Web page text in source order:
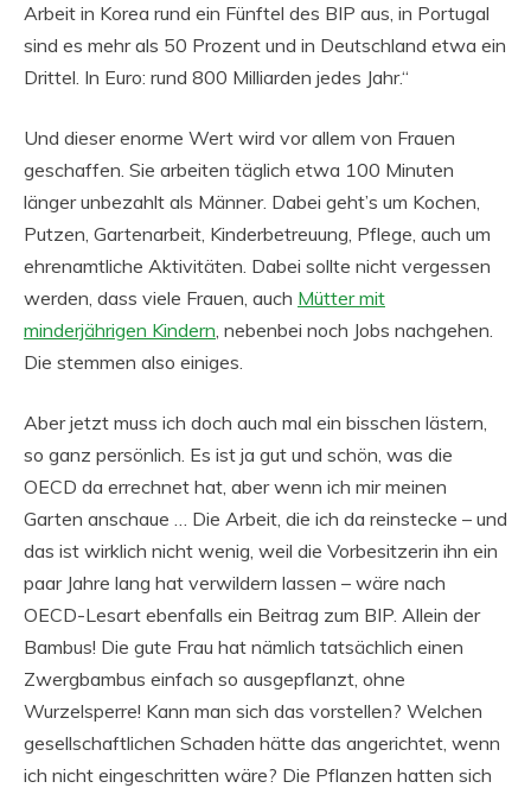
Arbeit in Korea rund ein Fünftel des BIP aus, in Portugal
sind es mehr als 50 Prozent und in Deutschland etwa ein
Drittel. In Euro: rund 800 Milliarden jedes Jahr.“
Und dieser enorme Wert wird vor allem von Frauen
geschaffen. Sie arbeiten täglich etwa 100 Minuten
länger unbezahlt als Männer. Dabei geht’s um Kochen,
Putzen, Gartenarbeit, Kinderbetreuung, Pflege, auch um
ehrenamtliche Aktivitäten. Dabei sollte nicht vergessen
werden, dass viele Frauen, auch Mütter mit
minderjährigen Kindern, nebenbei noch Jobs nachgehen.
Die stemmen also einiges.
Aber jetzt muss ich doch auch mal ein bisschen lästern,
so ganz persönlich. Es ist ja gut und schön, was die
OECD da errechnet hat, aber wenn ich mir meinen
Garten anschaue … Die Arbeit, die ich da reinstecke – und
das ist wirklich nicht wenig, weil die Vorbesitzerin ihn ein
paar Jahre lang hat verwildern lassen – wäre nach
OECD-Lesart ebenfalls ein Beitrag zum BIP. Allein der
Bambus! Die gute Frau hat nämlich tatsächlich einen
Zwergbambus einfach so ausgepflanzt, ohne
Wurzelsperre! Kann man sich das vorstellen? Welchen
gesellschaftlichen Schaden hätte das angerichtet, wenn
ich nicht eingeschritten wäre? Die Pflanzen hatten sich